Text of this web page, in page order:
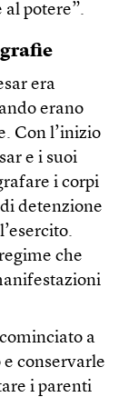
al potere”.
era
erano
Con l’inizio
e i suoi
i corpi
detenzione
che
a
conservarle
i parenti